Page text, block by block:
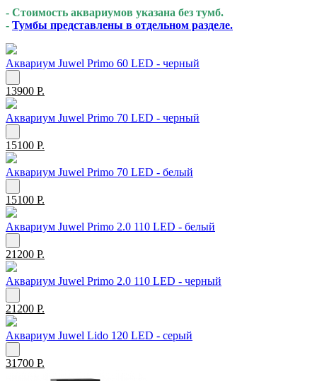
- Стоимость аквариумов указана без тумб.
- Тумбы представлены в отдельном разделе.
Аквариум Juwel Primo 60 LED - черный
13900 Р.
Аквариум Juwel Primo 70 LED - черный
15100 Р.
Аквариум Juwel Primo 70 LED - белый
15100 Р.
Аквариум Juwel Primo 2.0 110 LED - белый
21200 Р.
Аквариум Juwel Primo 2.0 110 LED - черный
21200 Р.
Аквариум Juwel Lido 120 LED - серый
31700 Р.